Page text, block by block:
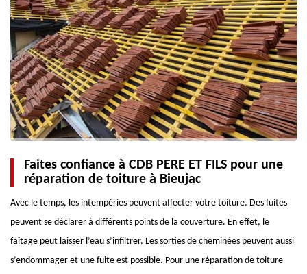
Faites confiance à CDB PERE ET FILS pour une
réparation de toiture à Bieujac
Avec le temps, les intempéries peuvent affecter votre toiture. Des fuites
peuvent se déclarer à différents points de la couverture. En effet, le
faîtage peut laisser l’eau s’infiltrer. Les sorties de cheminées peuvent aussi
s’endommager et une fuite est possible. Pour une réparation de toiture